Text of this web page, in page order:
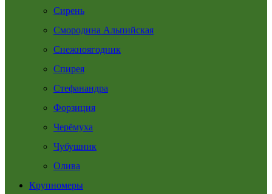
Сирень
Смородина Альпийская
Снежноягодник
Спирея
Стефанандра
Форзиция
Черёмуха
Чубушник
Олива
Крупномеры